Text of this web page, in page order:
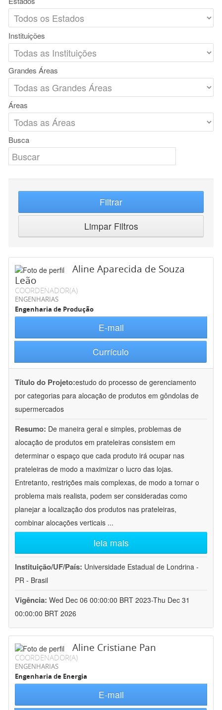
Instituições
Grandes Áreas
Áreas
Busca
Filtrar
Limpar Filtros
Aline Aparecida de Souza
Leão
COORDENADOR(A)
ENGENHARIAS
Engenharia de Produção
E-mail
Currículo
Título do Projeto:estudo do processo de gerenciamento
por categorias para alocação de produtos em gôndolas de
supermercados
Resumo: De maneira geral e simples, problemas de
alocação de produtos em prateleiras consistem em
determinar o espaço que cada produto irá ocupar nas
prateleiras de modo a maximizar o lucro das lojas.
Entretanto, restrições mais complexas, de modo a tornar o
problema mais realista, podem ser consideradas como
planejar a localização dos produtos nas prateleiras,
combinar alocações verticais ...
leia mais
Instituição/UF/País: Universidade Estadual de Londrina -
PR - Brasil
Vigência: Wed Dec 06 00:00:00 BRT 2023-Thu Dec 31
00:00:00 BRT 2026
Aline Cristiane Pan
COORDENADOR(A)
ENGENHARIAS
Engenharia de Energia
E-mail